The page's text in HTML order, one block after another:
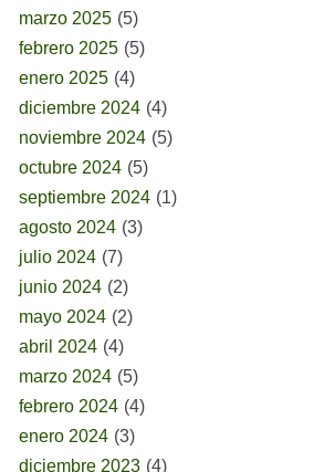
marzo 2025 (5)
febrero 2025 (5)
enero 2025 (4)
diciembre 2024 (4)
noviembre 2024 (5)
octubre 2024 (5)
septiembre 2024 (1)
agosto 2024 (3)
julio 2024 (7)
junio 2024 (2)
mayo 2024 (2)
abril 2024 (4)
marzo 2024 (5)
febrero 2024 (4)
enero 2024 (3)
diciembre 2023 (4)